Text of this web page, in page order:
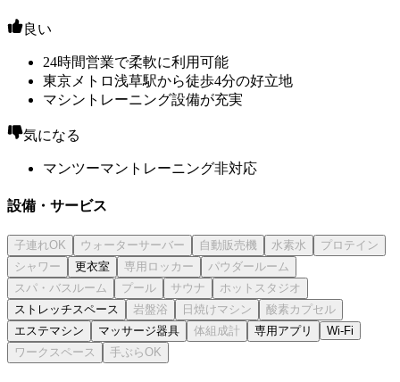
良い
24時間営業で柔軟に利用可能
東京メトロ浅草駅から徒歩4分の好立地
マシントレーニング設備が充実
気になる
マンツーマントレーニング非対応
設備・サービス
更衣室
ストレッチスペース
エステマシン
マッサージ器具 専用アプリ Wi-Fi